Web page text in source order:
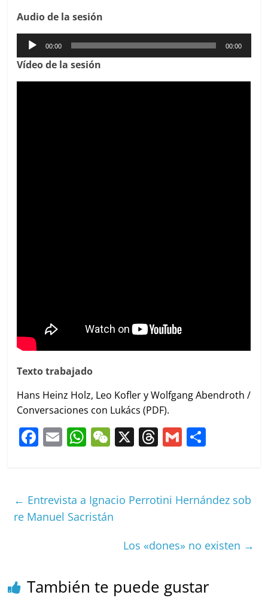
Audio de la sesión
Reproductor
de
audio
00:00 00:00
Vídeo de la sesión
Texto trabajado
Hans Heinz Holz, Leo Kofler y Wolfgang Abendroth /
Conversaciones con Lukács (PDF).
F
e
b
E
l
W
s
A
W
h
at
X T
a
G
l p
← Entrevista a Ignacio Perrotini Hernández sob
re Manuel Sacristán
Los «dones» no existen →
También te puede gustar